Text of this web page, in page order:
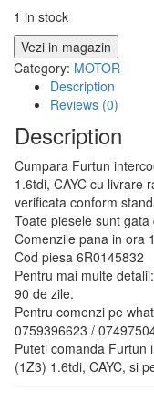
1 in stock
Vezi in magazin
Category: MOTOR
Description
Reviews (0)
Description
Cumpara Furtun
1.6tdi, CAYC cu livrare
verificata conform
Toate piesele sunt
Comenzile pana in ora
Cod piesa 6R0145832
Pentru mai multe
90 de zile.
Pentru comenzi pe
0759396623 /
Puteti comanda Furtun
(1Z3) 1.6tdi, CAYC, si